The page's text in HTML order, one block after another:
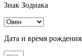
Знак Зодиака
Дата и время рождения